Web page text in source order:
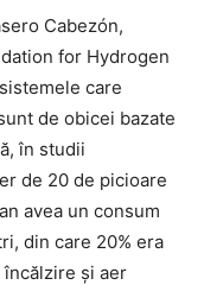
Cabezón,
for Hydrogen
care
de obicei bazate
în studii
de 20 de picioare
avea un consum
din care 20% era
și aer